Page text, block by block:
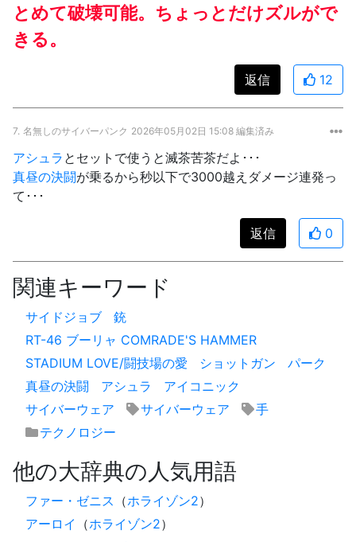
とめて破壊可能。ちょっとだけズルがで
きる。
返信 12
7. 名無しのサイバーパンク 2026年05月02日 15:08 編集済み
アシュラ とセットで使うと滅茶苦茶だよ･･･
真昼の決闘が乗るから秒以下で3000越えダメージ連発っ
て･･･
返信 0
関連キーワード
サイドジョブ
銃
RT-46 ブーリャ COMRADE'S HAMMER
STADIUM LOVE/闘技場の愛
ショットガン
パーク
真昼の決闘
アシュラ
アイコニック
サイバーウェア
サイバーウェア
手
テクノロジー
他の大辞典の人気用語
ファー・ゼニス （ホライゾン2）
アーロイ
（ホライゾン2）